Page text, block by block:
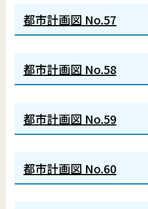
都市計画図 No.57
都市計画図 No.58
都市計画図 No.59
都市計画図 No.60